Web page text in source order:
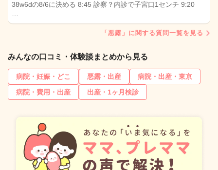
38w6dの8/6に決める 8:45 診察？内診で子宮口1センチ 9:20
「悪露」に関する質問一覧を見る
みんなの口コミ・体験談まとめから見る
病院・妊娠・どこ 悪露・出産
病院・出産・東京
病院・費用・出産
出産・1ヶ月検診